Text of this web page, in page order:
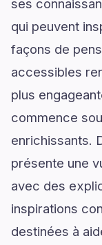
ses
qui peuvent
façons de
accessibles
plus
commence
enrichissants.
présente une
avec des
inspirations
destinées à